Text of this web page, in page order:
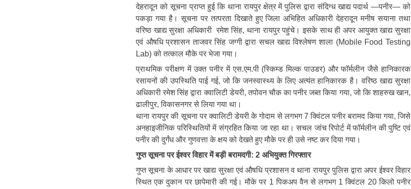
देहरादून को सूचना प्राप्त हुई कि थाना रायपुर क्षेत्र में पुलिस द्वारा संदिग्ध खाद्य पदार्थ —पनीर— को
पकड़ा गया है। सूचना पर तत्परता दिखाते हुए जिला अभिहित अधिकारी देहरादून मनीष सयाना तथा
वरिष्ठ खाद्य सुरक्षा अधिकारी रमेश सिंह, थाना रायपुर पहुंचे। इसके साथ ही अपर आयुक्त खाद्य सुरक्षा
एवं औषधि प्रशासन ताजवर सिंह जग्गी द्वारा सचल खाद्य विश्लेषण शाला (Mobile Food Testing
Lab) को तत्काल मौके पर भेजा गया।
प्राथमिक परीक्षण में उक्त पनीर में एस.एम.पी (स्किम्ड मिल्क पाउडर) और फॉर्मलीन जैसे हानिकारक
रसायनों की उपस्थिति पाई गई, जो कि जनस्वास्थ्य के लिए अत्यंत हानिकारक है। वरिष्ठ खाद्य सुरक्षा
अधिकारी रमेश सिंह द्वारा क्वालिटी डेयरी, तपोवन चौक का पनीर जब्त किया गया, जो कि शाहरुख खान,
ढालीपुर, विकासनगर से लिया गया था।
थाना रायपुर की सूचना पर क्वालिटी डेयरी के गोदाम से लगभग 7 क्विंटल पनीर बरामद किया गया, जिसे
अनहाइजीनिक परिस्थितियों में संग्रहित किया जा रहा था। सचल जांच रिपोर्ट में फॉर्मलीन की पुष्टि एवं
पनीर की दुर्गंध और गुणवत्ता के क्षय को देखते हुए मौके पर ही उसे नष्ट कर दिया गया।
गुप्त सूचना पर ईश्वर विहार में बड़ी बरामदगी: 2 अभियुक्त गिरफ्तार
गुप्त सूचना के आधार पर खाद्य सुरक्षा एवं औषधि प्रशासन व थाना रायपुर पुलिस द्वारा अपर ईश्वर विहार
स्थित एक दुकान पर छापेमारी की गई। मौके पर 1 पिकअप वैन से लगभग 1 क्विंटल 20 किलो पनीर